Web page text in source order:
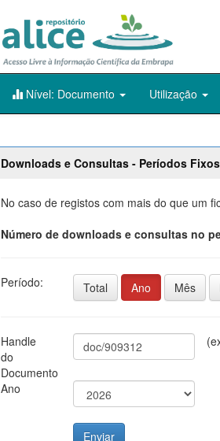
Nível: Documento Utilização
Downloads e Consultas - Períodos Fixos
No caso de registos com mais do que um
Número de downloads e consultas no
Período: Total Ano Mês
Handle
do
Documento
Ano